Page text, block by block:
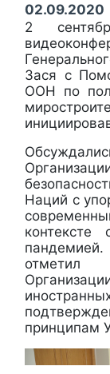
02.09.2020
2
Зася с
ООН по
Наций с
контексте
отметил
принципам